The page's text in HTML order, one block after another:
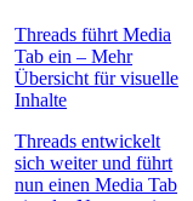
Threads führt Media
Tab ein – Mehr
Übersicht für visuelle
Inhalte
Threads entwickelt
sich weiter und führt
nun einen Media Tab